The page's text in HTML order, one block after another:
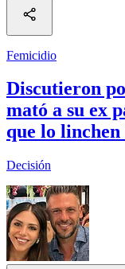
Femicidio
Discutieron
mató a su ex
que lo linchen
Decisión